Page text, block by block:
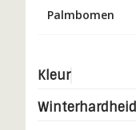
Palmbomen
Kleur
Winterhardheid